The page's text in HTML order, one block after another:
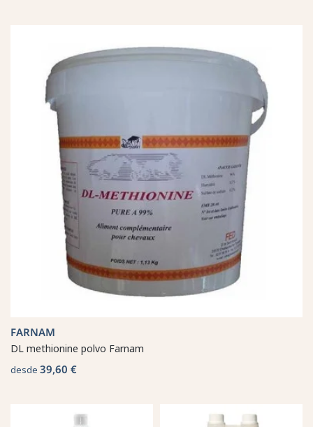
FARNAM
DL methionine polvo Farnam
desde 39,60 €